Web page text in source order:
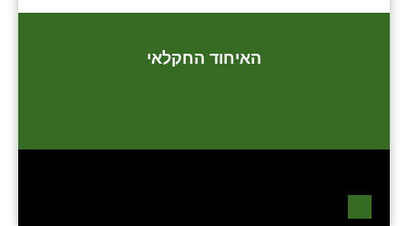
האיחוד החקלאי